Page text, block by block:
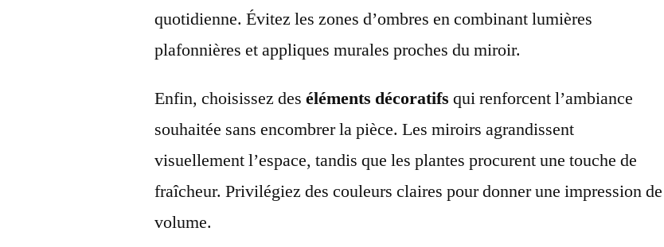
quotidienne. Évitez les zones d’ombres en combinant lumières
plafonnières et appliques murales proches du miroir.
Enfin, choisissez deséléments décoratifs qui renforcent l’ambiance
souhaitée sans encombrer la pièce. Les miroirs agrandissent
visuellement l’espace, tandis que les plantes procurent une touche de
fraîcheur. Privilégiez des couleurs claires pour donner une impression de
volume.